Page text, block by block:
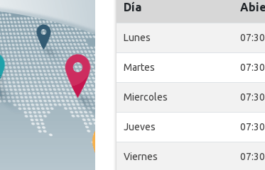
Día
Lunes 07:30
Martes 07:30
Miercoles 07:30
Jueves 07:30
Viernes 07:30